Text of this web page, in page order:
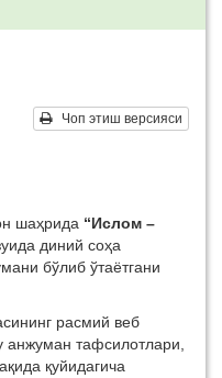
Чоп этиш версияси
шаҳрида “Ислом –
диний соҳа
бўлиб ўтаётгани
расмий веб
анжуман тафсилотлари,
қуйидагича